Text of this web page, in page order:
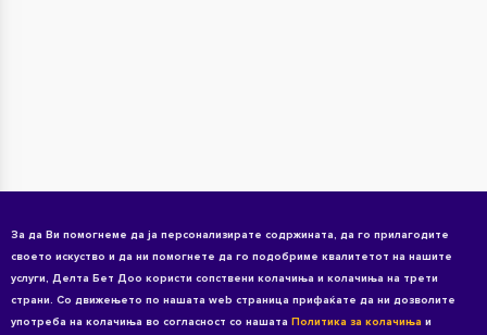
За да Ви помогнеме да ја персонализирате содржината, да го прилагодите
своето искуство и да ни помогнете да го подобриме квалитетот на нашите
услуги, Делта Бет Доо користи сопствени колачиња и колачиња на трети
страни. Со движењето по нашата web страница прифаќате да ни дозволите
употреба на колачиња во согласност со нашата Политика за колачиња и